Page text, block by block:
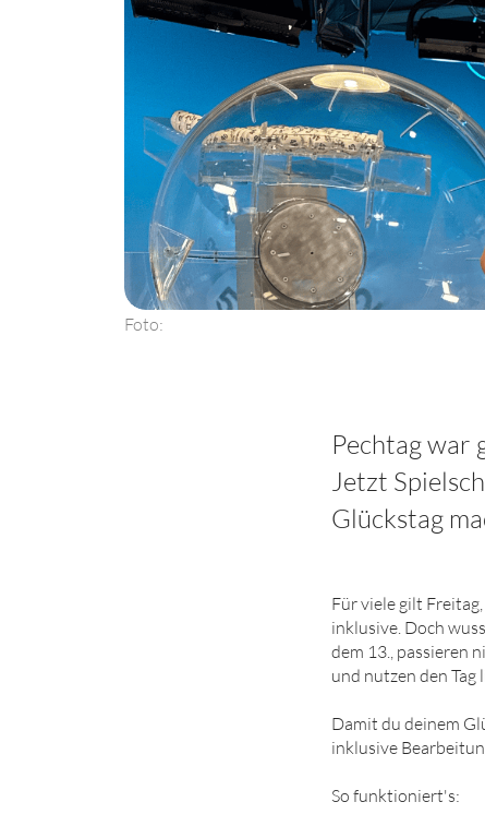
Foto:
Pechtag war
Jetzt
Glückstag
Für viele gilt
inklusive. Doch
dem 13., passieren
und nutzen den
Damit du deinem
inklusive
So funktioniert's: